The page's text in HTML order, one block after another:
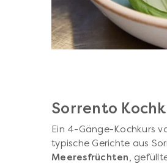
Sorrento
Ein 4-Gänge-Kochkurs
typische Gerichte aus
Meeresfrüchten,